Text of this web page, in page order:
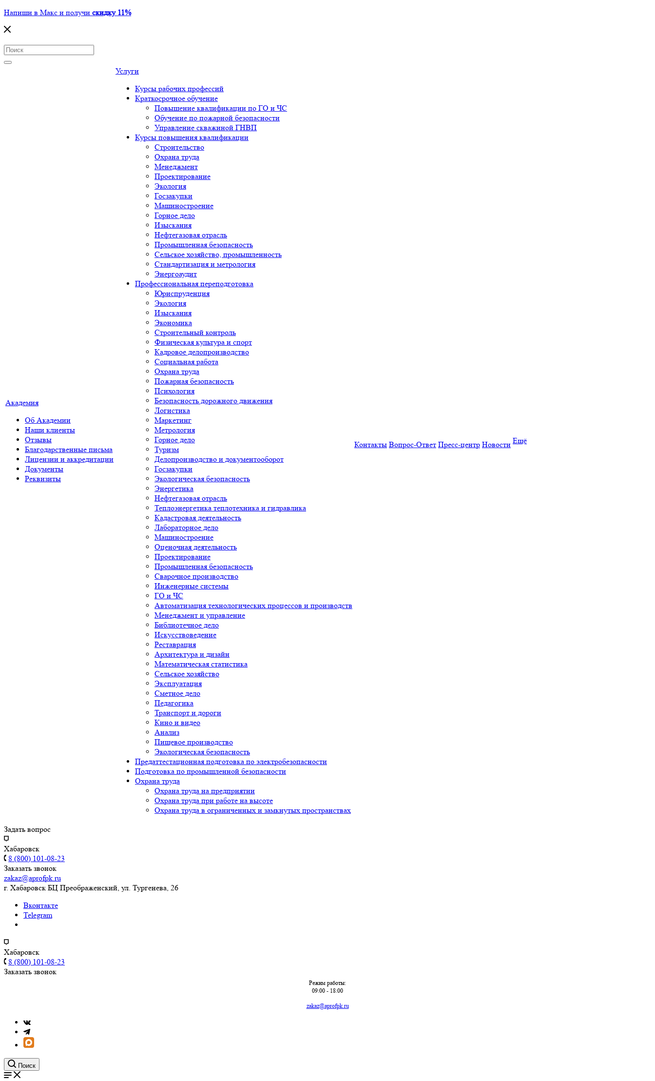
Напиши в Макс и получи скидку 11%
Академия
Об Академии
Наши клиенты
Отзывы
Благодарственные письма
Лицензии и аккредитации
Документы
Реквизиты
Услуги
Курсы рабочих профессий
Краткосрочное обучение
Повышение квалификации по ГО и ЧС
Обучение по пожарной безопасности
Управление скважиной ГНВП
Курсы повышения квалификации
Строительство
Охрана труда
Менеджмент
Проектирование
Экология
Госзакупки
Машиностроение
Горное дело
Изыскания
Нефтегазовая отрасль
Промышленная безопасность
Сельское хозяйство, промышленность
Стандартизация и метрология
Энергоаудит
Профессиональная переподготовка
Юриспруденция
Экология
Изыскания
Экономика
Строительный контроль
Физическая культура и спорт
Кадровое делопроизводство
Социальная работа
Охрана труда
Пожарная безопасность
Психология
Безопасность дорожного движения
Логистика
Маркетинг
Метрология
Горное дело
Туризм
Делопроизводство и документооборот
Госзакупки
Экологическая безопасность
Энергетика
Нефтегазовая отрасль
Теплоэнергетика теплотехника и гидравлика
Кадастровая деятельность
Лабораторное дело
Машиностроение
Оценочная деятельность
Проектирование
Промышленная безопасность
Сварочное производство
Инженерные системы
ГО и ЧС
Автоматизация технологических процессов и производств
Менеджмент и управление
Библиотечное дело
Искусствоведение
Реставрация
Архитектура и дизайн
Математическая статистика
Сельское хозяйство
Эксплуатация
Сметное дело
Педагогика
Транспорт и дороги
Кино и видео
Анализ
Пищевое производство
Экологическая безопасность
Предаттестационная подготовка по электробезопасности
Подготовка по промышленной безопасности
Охрана труда
Охрана труда на предприятии
Охрана труда при работе на высоте
Охрана труда в ограниченных и замкнутых пространствах
Контакты Вопрос-Ответ Пресс-центр Новости Ещё
Задать вопрос
Хабаровск
8 (800) 101-08-23
Заказать звонок
zakaz@aprofpk.ru
г. Хабаровск БЦ Преображенский, ул. Тургенева, 26
Вконтакте
Telegram
Хабаровск
8 (800) 101-08-23
Заказать звонок
Режим работы:
09:00 - 18:00
zakaz@aprofpk.ru
Поиск